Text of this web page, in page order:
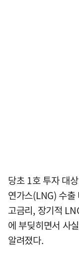
당초 1호 투자 대
연가스(LNG) 수
고금리, 장기적
에 부딪히면서 사
알려졌다.